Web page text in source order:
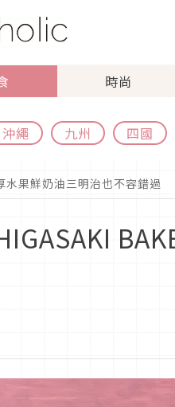
時尚
沖繩 九州 四國
果鮮奶油三明治也不容錯過